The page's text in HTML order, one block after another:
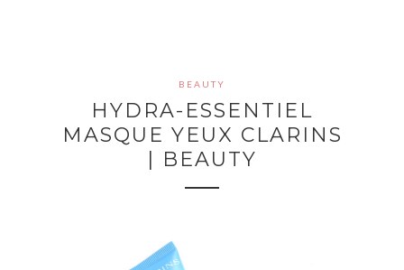
BEAUTY
HYDRA-ESSENTIEL
MASQUE YEUX CLARINS
| BEAUTY